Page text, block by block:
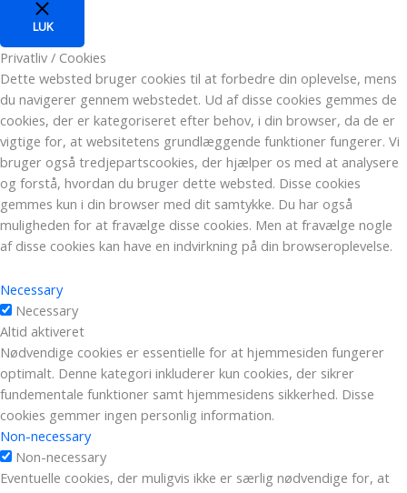
LUK
Privatliv / Cookies
Dette websted bruger cookies til at forbedre din oplevelse, mens
du navigerer gennem webstedet. Ud af disse cookies gemmes de
cookies, der er kategoriseret efter behov, i din browser, da de er
vigtige for, at websitetens grundlæggende funktioner fungerer. Vi
bruger også tredjepartscookies, der hjælper os med at analysere
og forstå, hvordan du bruger dette websted. Disse cookies
gemmes kun i din browser med dit samtykke. Du har også
muligheden for at fravælge disse cookies. Men at fravælge nogle
af disse cookies kan have en indvirkning på din browseroplevelse.
Necessary
Necessary
Altid aktiveret
Nødvendige cookies er essentielle for at hjemmesiden fungerer
optimalt. Denne kategori inkluderer kun cookies, der sikrer
fundementale funktioner samt hjemmesidens sikkerhed. Disse
cookies gemmer ingen personlig information.
Non-necessary
Non-necessary
Eventuelle cookies, der muligvis ikke er særlig nødvendige for, at